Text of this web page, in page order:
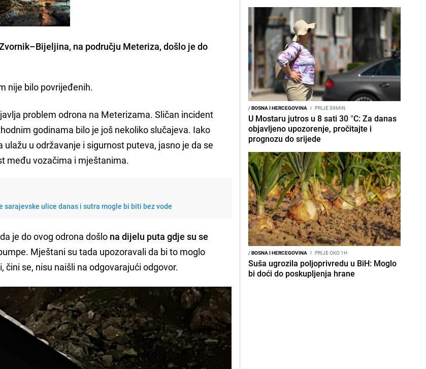
na području Meteriza, došlo je do
nije bilo povrijeđenih.
problem odrona na Meterizama. Sličan incident
godinama bilo je još nekoliko slučajeva. Iako
u održavanje i sigurnost puteva, jasno je da se
među vozačima i mještanima.
sarajevske ulice danas i sutra mogle bi biti bez vode
je do ovog odrona došlo na dijelu puta gdje su se
Mještani su tada upozoravali da bi to moglo
se, nisu naišli na odgovarajući odgovor.
/BOSNA I HERCEGOVINA I PRIJE 39MIN
U Mostaru jutros u 8 sati 30 °C: Za danas
objavljeno upozorenje, pročitajte i
prognozu do srijede
/BOSNA I HERCEGOVINA I PRIJE OKO 1H
Suša ugrozila poljoprivredu u BiH: Moglo
bi doći do poskupljenja hrane